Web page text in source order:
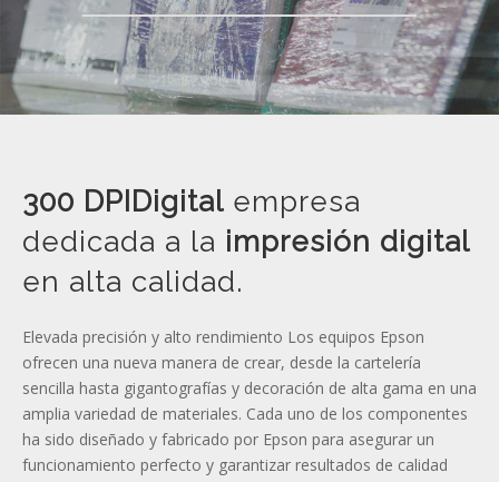
GRANFORMATO
GRABADO YCORTE LÁSER
INSTALACIONES YROTULACIONES
300 DPIDigital empresa
dedicada a la impresión digital
en alta calidad.
Elevada precisión y alto rendimiento Los equipos Epson
ofrecen una nueva manera de crear, desde la cartelería
sencilla hasta gigantografías y decoración de alta gama en una
amplia variedad de materiales. Cada uno de los componentes
ha sido diseñado y fabricado por Epson para asegurar un
funcionamiento perfecto y garantizar resultados de calidad